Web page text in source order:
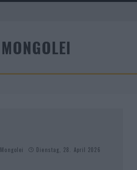
MONGOLEI
Mongolei
Dienstag, 28. April 2026